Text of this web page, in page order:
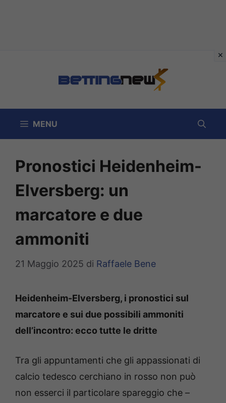
MENU
Pronostici Heidenheim-
Elversberg: un
marcatore e due
ammoniti
21 Maggio 2025 di Raffaele Bene
Heidenheim-Elversberg, i pronostici sul
marcatore e sui due possibili ammoniti
dell’incontro: ecco tutte le dritte
Tra gli appuntamenti che gli appassionati di
calcio tedesco cerchiano in rosso non può
non esserci il particolare spareggio che –